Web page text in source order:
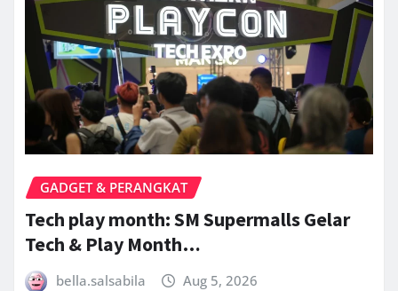
GADGET & PERANGKAT
Tech play month: SM Supermalls Gelar
Tech & Play Month…
bella.salsabila Aug 5, 2026